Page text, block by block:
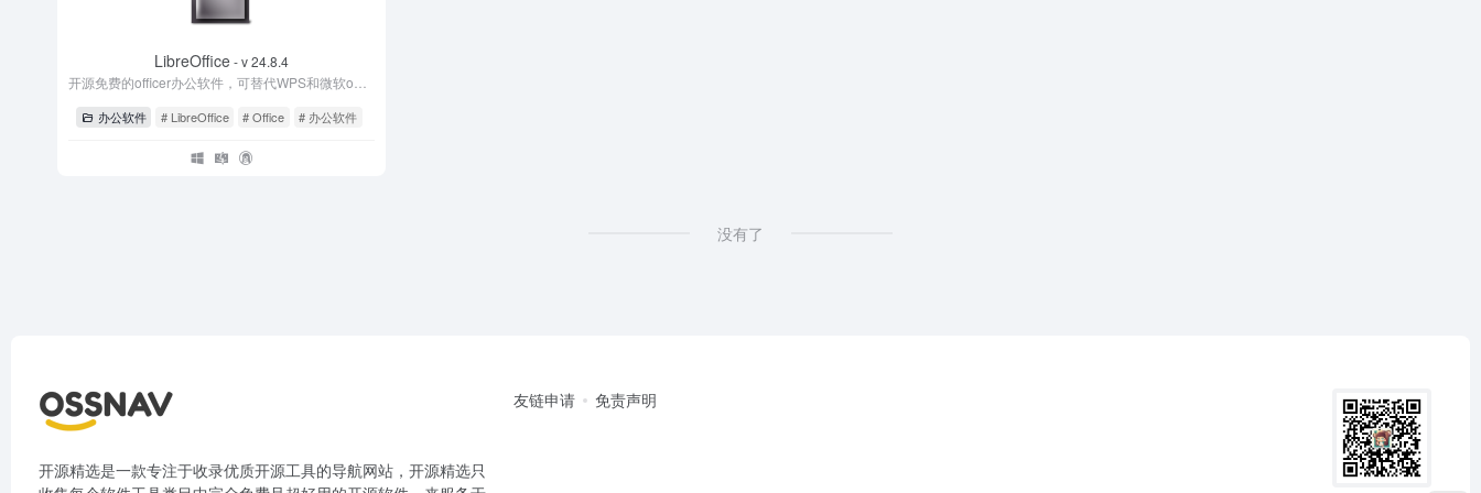
LibreOffice- v 24.8.4
办公软件 # LibreOffice # Office # 办公软件
没有了
开源精选是一款专注于收录优质开源工具的导航网站，开源精选只
友链申请 免责声明